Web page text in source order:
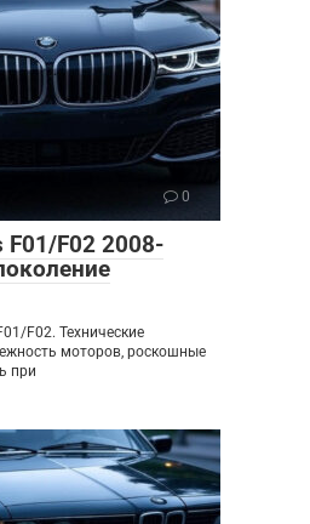
0
F01/F02 2008-
F02. Технические
моторов, роскошные
при